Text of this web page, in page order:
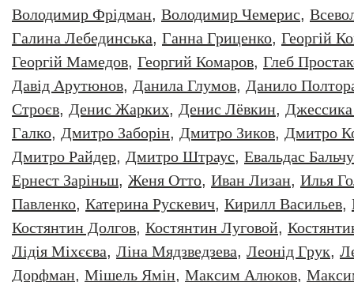
Володимир Фрідман, Володимир Чемерис,
Галина Лебединська, Ганна Гриценко, Георгiй
Георгій Мамедов, Георгий Комаров, Глеб
Давiд Арутюнов, Данила Глумов, Данило
Строєв, Денис Жарких, Денис Лёвкин,
Галко, Дмитро Заборiн, Дмитро Зиков, Дмитро
Дмитро Райдер, Дмитро Штраус, Евальдас
Ернест Заріньш, Женя Отто, Иван Лизан, Илья
Павленко, Катерина Рускевич, Кирилл Васильев,
Костянтин Долгов, Костянтин Луговой,
Лідія Міхєєва, Ліна Мядзведзева, Леонiд Грук,
Дорфман, Мішель Ямін, Максим Алюков,